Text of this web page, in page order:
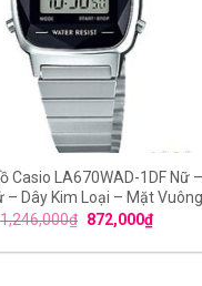
Casio LA670WAD-1DF Nữ –
– Dây Kim Loại – Mặt Vuông
1,246,000₫ 872,000₫